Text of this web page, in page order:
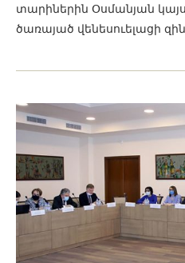
տարիներին Օսմանյան
ծառայած վենեսուելացի